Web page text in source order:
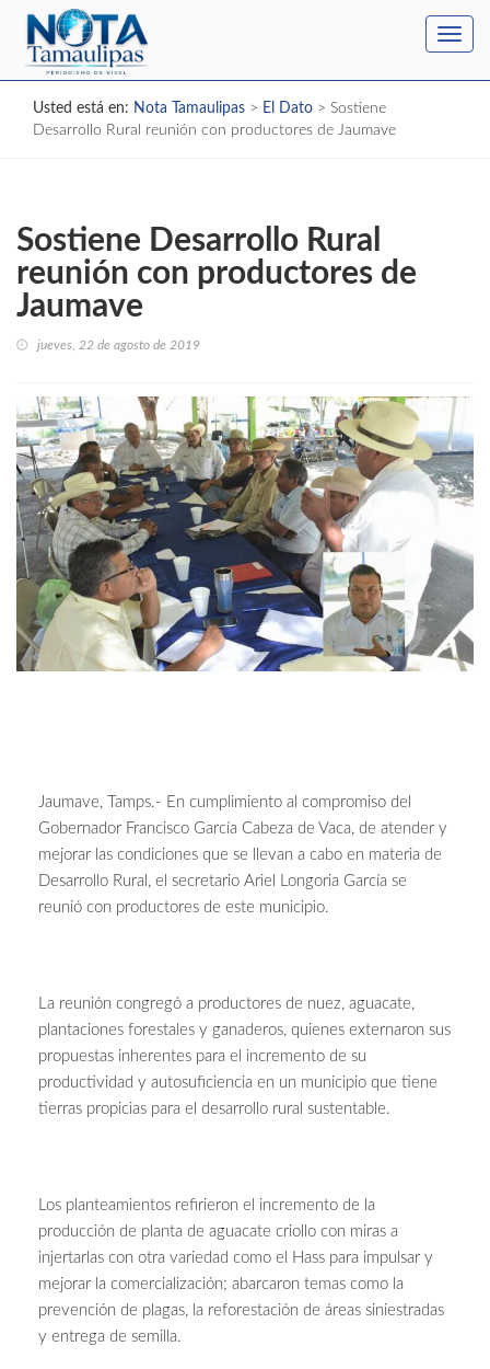
Usted está en: Nota Tamaulipas > El Dato > Sostiene
Desarrollo Rural reunión con productores de Jaumave
Sostiene Desarrollo Rural
reunión con productores de
Jaumave
jueves, 22 de agosto de 2019
Jaumave, Tamps.- En cumplimiento al compromiso del
Gobernador Francisco García Cabeza de Vaca, de atender y
mejorar las condiciones que se llevan a cabo en materia de
Desarrollo Rural, el secretario Ariel Longoria García se
reunió con productores de este municipio.
La reunión congregó a productores de nuez, aguacate,
plantaciones forestales y ganaderos, quienes externaron sus
propuestas inherentes para el incremento de su
productividad y autosuficiencia en un municipio que tiene
tierras propicias para el desarrollo rural sustentable.
Los planteamientos refirieron el incremento de la
producción de planta de aguacate criollo con miras a
injertarlas con otra variedad como el Hass para impulsar y
mejorar la comercialización; abarcaron temas como la
prevención de plagas, la reforestación de áreas siniestradas
y entrega de semilla.